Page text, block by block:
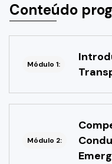
Conteúdo
Módulo 1:
Módulo 2: